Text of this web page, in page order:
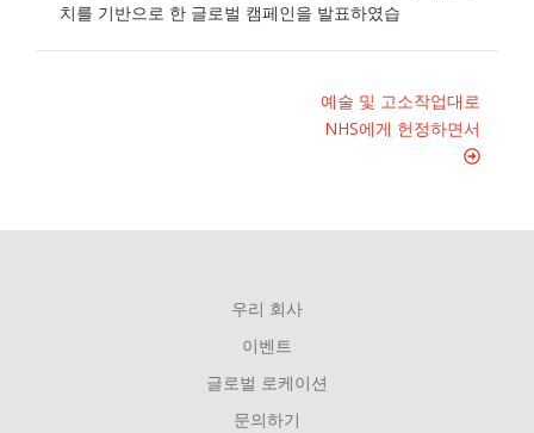
치를 기반으로 한 글로벌 캠페인을 발표하였습
예술 및 고소작업대로
NHS에게 헌정하면서
우리 회사
이벤트
글로벌 로케이션
문의하기